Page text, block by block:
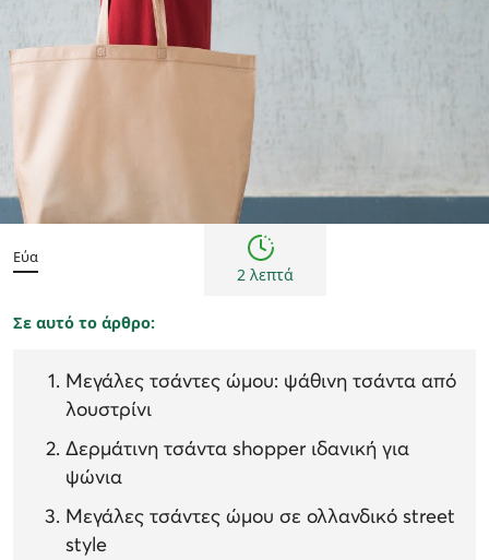
Τάσεις μόδας
Εύα
2 λεπτά
Σε αυτό το άρθρο:
Μεγάλες τσάντες ώμου: ψάθινη τσάντα από
λουστρίνι
Δερμάτινη τσάντα shopper ιδανική για
ψώνια
Μεγάλες τσάντες ώμου σε ολλανδικό street
style